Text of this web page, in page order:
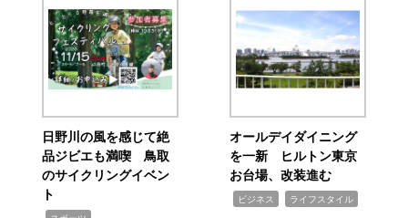
日野川の風を感じて絶
品ジビエも満喫 鳥取
のサイクリングイベン
ト
オールデイダイニング
を一新 ヒルトン東京
お台場、改装進む
ビジネス ライフスタイル